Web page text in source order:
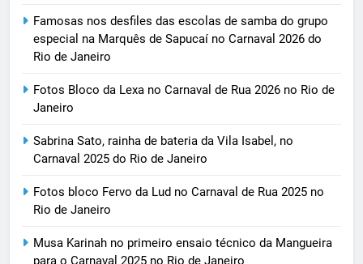
Famosas nos desfiles das escolas de samba do grupo
especial na Marquês de Sapucaí no Carnaval 2026 do
Rio de Janeiro
Fotos Bloco da Lexa no Carnaval de Rua 2026 no Rio de
Janeiro
Sabrina Sato, rainha de bateria da Vila Isabel, no
Carnaval 2025 do Rio de Janeiro
Fotos bloco Fervo da Lud no Carnaval de Rua 2025 no
Rio de Janeiro
Musa Karinah no primeiro ensaio técnico da Mangueira
para o Carnaval 2025 no Rio de Janeiro